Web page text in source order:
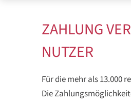
ZAHLUNG
NUTZER
Für die mehr als 13.000
Die